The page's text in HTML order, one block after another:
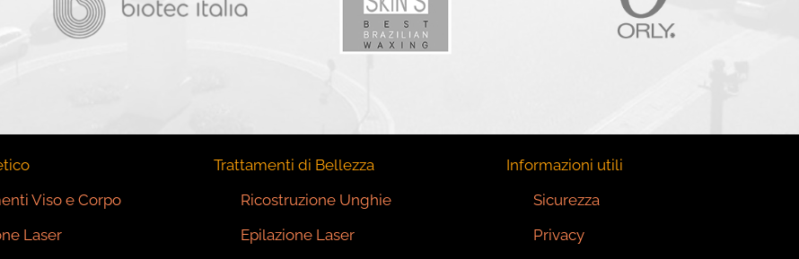
Viso e Corpo
Laser
Trattamenti di Bellezza
Ricostruzione Unghie
Epilazione Laser
Informazioni utili
Sicurezza
Privacy